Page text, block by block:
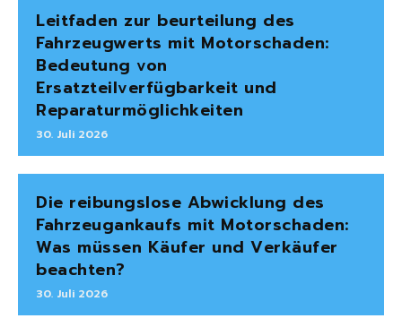
Leitfaden zur beurteilung des
Fahrzeugwerts mit Motorschaden:
Bedeutung von
Ersatzteilverfügbarkeit und
Reparaturmöglichkeiten
30. Juli 2026
Die reibungslose Abwicklung des
Fahrzeugankaufs mit Motorschaden:
Was müssen Käufer und Verkäufer
beachten?
30. Juli 2026